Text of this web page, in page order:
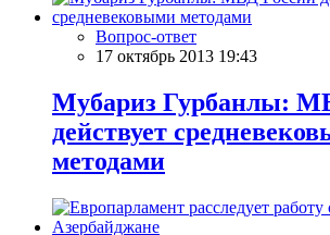
Вопрос-ответ
17 октябрь 2013 19:43
Мубариз Гурбанлы:
действует
методами